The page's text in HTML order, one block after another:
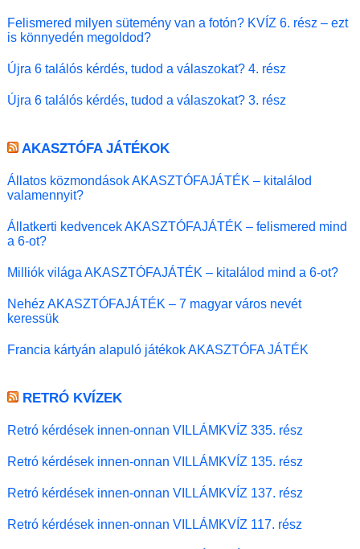
Felismered milyen sütemény van a fotón? KVÍZ 6. rész – ezt
is könnyedén megoldod?
Újra 6 találós kérdés, tudod a válaszokat? 4. rész
Újra 6 találós kérdés, tudod a válaszokat? 3. rész
AKASZTÓFA JÁTÉKOK
Állatos közmondások AKASZTÓFAJÁTÉK – kitalálod
valamennyit?
Állatkerti kedvencek AKASZTÓFAJÁTÉK – felismered mind
a 6-ot?
Milliók világa AKASZTÓFAJÁTÉK – kitalálod mind a 6-ot?
Nehéz AKASZTÓFAJÁTÉK – 7 magyar város nevét
keressük
Francia kártyán alapuló játékok AKASZTÓFA JÁTÉK
RETRÓ KVÍZEK
Retró kérdések innen-onnan VILLÁMKVÍZ 335. rész
Retró kérdések innen-onnan VILLÁMKVÍZ 135. rész
Retró kérdések innen-onnan VILLÁMKVÍZ 137. rész
Retró kérdések innen-onnan VILLÁMKVÍZ 117. rész